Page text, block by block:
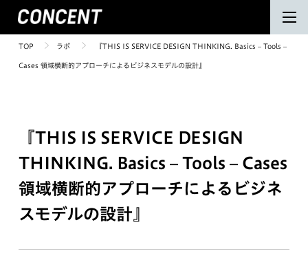
TOP ラボ 『THIS IS SERVICE DESIGN THINKING. Basics – Tools –
Cases 領域横断的アプローチによるビジネスモデルの設計』
『THIS IS SERVICE DESIGN
THINKING. Basics – Tools – Cases
領域横断的アプローチによるビジネ
スモデルの設計』